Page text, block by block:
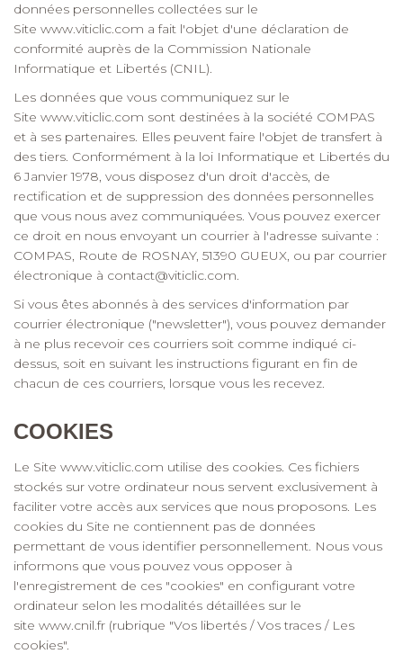
données personnelles collectées sur le
Site www.viticlic.com a fait l'objet d'une déclaration de
conformité auprès de la Commission Nationale
Informatique et Libertés (CNIL).
Les données que vous communiquez sur le
Site www.viticlic.com sont destinées à la société COMPAS
et à ses partenaires. Elles peuvent faire l'objet de transfert à
des tiers. Conformément à la loi Informatique et Libertés du
6 Janvier 1978, vous disposez d'un droit d'accès, de
rectification et de suppression des données personnelles
que vous nous avez communiquées. Vous pouvez exercer
ce droit en nous envoyant un courrier à l'adresse suivante :
COMPAS, Route de ROSNAY, 51390 GUEUX, ou par courrier
électronique à contact@viticlic.com.
Si vous êtes abonnés à des services d'information par
courrier électronique ("newsletter"), vous pouvez demander
à ne plus recevoir ces courriers soit comme indiqué ci-
dessus, soit en suivant les instructions figurant en fin de
chacun de ces courriers, lorsque vous les recevez.
COOKIES
Le Site www.viticlic.com utilise des cookies. Ces fichiers
stockés sur votre ordinateur nous servent exclusivement à
faciliter votre accès aux services que nous proposons. Les
cookies du Site ne contiennent pas de données
permettant de vous identifier personnellement. Nous vous
informons que vous pouvez vous opposer à
l'enregistrement de ces "cookies" en configurant votre
ordinateur selon les modalités détaillées sur le
site www.cnil.fr (rubrique "Vos libertés / Vos traces / Les
cookies".